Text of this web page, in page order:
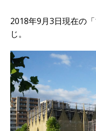
2018年9月3日現在の
じ。